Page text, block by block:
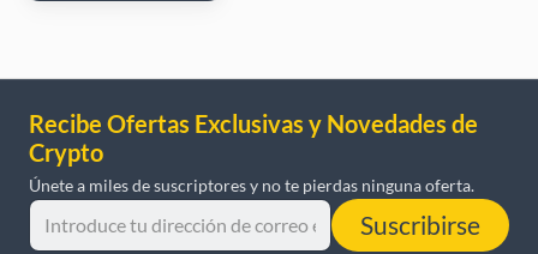
Recibe Ofertas Exclusivas y Novedades de
Crypto
Únete a miles de suscriptores y no te pierdas ninguna oferta.
Suscribirse